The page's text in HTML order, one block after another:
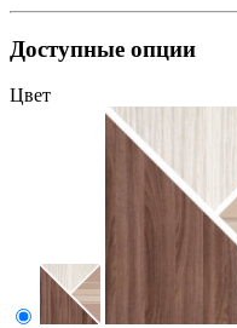
Доступные опции
Цвет